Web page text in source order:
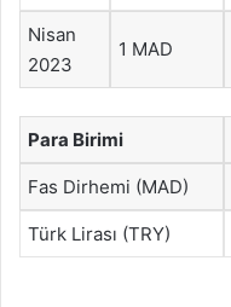
Nisan
2023
1 MAD
Para Birimi
Fas Dirhemi (MAD)
Türk Lirası (TRY)